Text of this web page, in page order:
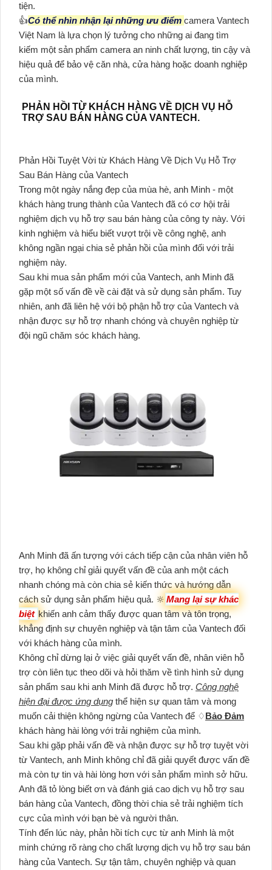
tiện.
👍Có thể nhìn nhận lại những ưu điểm camera Vantech
Việt Nam là lựa chọn lý tưởng cho những ai đang tìm
kiếm một sản phẩm camera an ninh chất lượng, tin cậy và
hiệu quả để bảo vệ căn nhà, cửa hàng hoặc doanh nghiệp
của mình.
PHẢN HỒI TỪ KHÁCH HÀNG VỀ DỊCH VỤ HỖ
TRỢ SAU BÁN HÀNG CỦA VANTECH.
Phản Hồi Tuyệt Vời từ Khách Hàng Về Dịch Vụ Hỗ Trợ
Sau Bán Hàng của Vantech
Trong một ngày nắng đẹp của mùa hè, anh Minh - một
khách hàng trung thành của Vantech đã có cơ hội trải
nghiệm dịch vụ hỗ trợ sau bán hàng của công ty này. Với
kinh nghiệm và hiểu biết vượt trội về công nghệ, anh
không ngần ngại chia sẻ phản hồi của mình đối với trải
nghiệm này.
Sau khi mua sản phẩm mới của Vantech, anh Minh đã
gặp một số vấn đề về cài đặt và sử dụng sản phẩm. Tuy
nhiên, anh đã liên hệ với bộ phận hỗ trợ của Vantech và
nhận được sự hỗ trợ nhanh chóng và chuyên nghiệp từ
đội ngũ chăm sóc khách hàng.
Anh Minh đã ấn tượng với cách tiếp cận của nhân viên hỗ
trợ, họ không chỉ giải quyết vấn đề của anh một cách
nhanh chóng mà còn chia sẻ kiến thức và hướng dẫn
cách sử dụng sản phẩm hiệu quả. 🔆 Mang lại sự khác
biệt khiến anh cảm thấy được quan tâm và tôn trọng,
khẳng định sự chuyên nghiệp và tận tâm của Vantech đối
với khách hàng của mình.
Không chỉ dừng lại ở việc giải quyết vấn đề, nhân viên hỗ
trợ còn liên tục theo dõi và hỏi thăm về tình hình sử dụng
sản phẩm sau khi anh Minh đã được hỗ trợ. Công nghệ
hiện đại được ứng dụng thể hiện sự quan tâm và mong
muốn cải thiện không ngừng của Vantech để ♢Bảo Đảm
khách hàng hài lòng với trải nghiệm của mình.
Sau khi gặp phải vấn đề và nhận được sự hỗ trợ tuyệt vời
từ Vantech, anh Minh không chỉ đã giải quyết được vấn đề
mà còn tự tin và hài lòng hơn với sản phẩm mình sở hữu.
Anh đã tỏ lòng biết ơn và đánh giá cao dịch vụ hỗ trợ sau
bán hàng của Vantech, đồng thời chia sẻ trải nghiệm tích
cực của mình với bạn bè và người thân.
Tính đến lúc này, phản hồi tích cực từ anh Minh là một
minh chứng rõ ràng cho chất lượng dịch vụ hỗ trợ sau bán
hàng của Vantech. Sự tận tâm, chuyên nghiệp và quan